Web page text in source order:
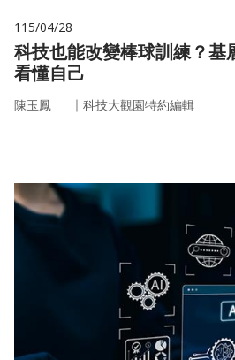
115/04/28
科技也能改變棒球訓練？基
看懂自己
陳玉鳳 ｜ 科技大觀園特約編輯